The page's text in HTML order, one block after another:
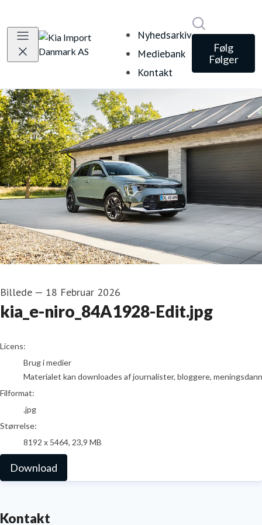
Nyhedsarkiv
Mediebank
Kontakt
Følg
Følger
Billede — 18 Februar 2026
kia_e-niro_84A1928-Edit.jpg
go to media item
Licens:
Brug i medier
Materialet kan downloades af journalister, bloggere,
Filformat:
.jpg
Størrelse:
8192 x 5464, 23,9 MB
Download
Kontakt